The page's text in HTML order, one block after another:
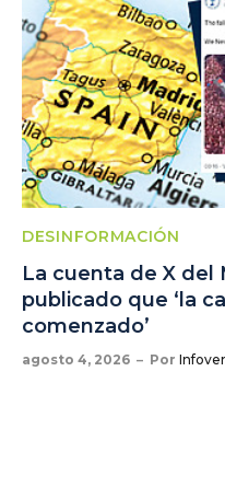
DESINFORMACIÓN
La cuenta de X del
publicado que ‘la
comenzado’
agosto 4, 2026 Por